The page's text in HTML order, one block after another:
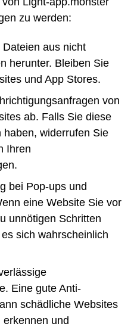
zu werden:
aus nicht
herunter. Bleiben Sie
und App Stores.
von
ab. Falls Sie diese
haben, widerrufen Sie
Ihren
bei Pop-ups und
eine Website Sie vor
unnötigen Schritten
sich wahrscheinlich
Eine gute Anti-
schädliche Websites
erkennen und